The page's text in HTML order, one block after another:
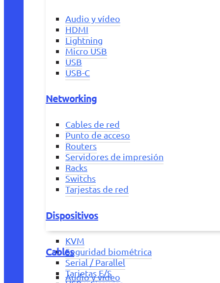
Audio y vídeo
HDMI
Lightning
Micro USB
USB
USB-C
Networking
Cables de red
Punto de acceso
Routers
Servidores de impresión
Racks
Switchs
Tarjestas de red
Dispositivos
KVM
Seguridad biométrica
Serial / Parallel
Tarjetas E/S
Cables
Audio y vídeo